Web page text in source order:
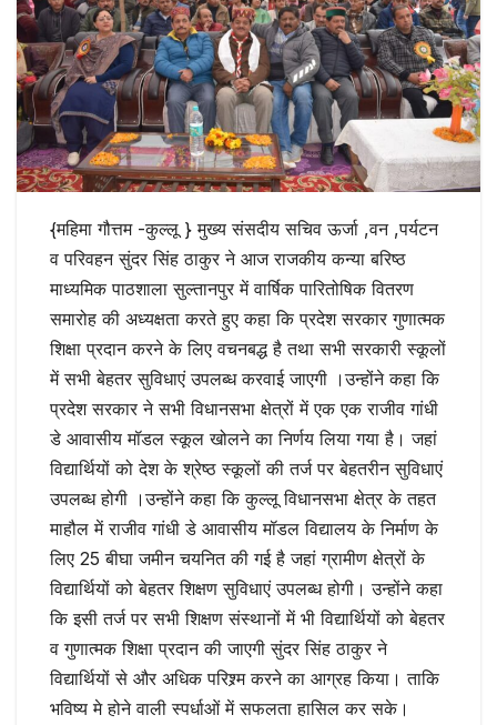
{महिमा गौत्तम -कुल्लू } मुख्य संसदीय सचिव ऊर्जा ,वन ,पर्यटन
व परिवहन सुंदर सिंह ठाकुर ने आज राजकीय कन्या बरिष्ठ
माध्यमिक पाठशाला सुल्तानपुर में वार्षिक पारितोषिक वितरण
समारोह की अध्यक्षता करते हुए कहा कि प्रदेश सरकार गुणात्मक
शिक्षा प्रदान करने के लिए वचनबद्ध है तथा सभी सरकारी स्कूलों
में सभी बेहतर सुविधाएं उपलब्ध करवाई जाएगी ।उन्होंने कहा कि
प्रदेश सरकार ने सभी विधानसभा क्षेत्रों में एक एक राजीव गांधी
डे आवासीय मॉडल स्कूल खोलने का निर्णय लिया गया है। जहां
विद्यार्थियों को देश के श्रेष्ठ स्कूलों की तर्ज पर बेहतरीन सुविधाएं
उपलब्ध होगी ।उन्होंने कहा कि कुल्लू विधानसभा क्षेत्र के तहत
माहौल में राजीव गांधी डे आवासीय मॉडल विद्यालय के निर्माण के
लिए 25 बीघा जमीन चयनित की गई है जहां ग्रामीण क्षेत्रों के
विद्यार्थियों को बेहतर शिक्षण सुविधाएं उपलब्ध होगी। उन्होंने कहा
कि इसी तर्ज पर सभी शिक्षण संस्थानों में भी विद्यार्थियों को बेहतर
व गुणात्मक शिक्षा प्रदान की जाएगी सुंदर सिंह ठाकुर ने
विद्यार्थियों से और अधिक परिश्र्म करने का आग्रह किया। ताकि
भविष्य मे होने वाली स्पर्धाओं में सफलता हासिल कर सके।